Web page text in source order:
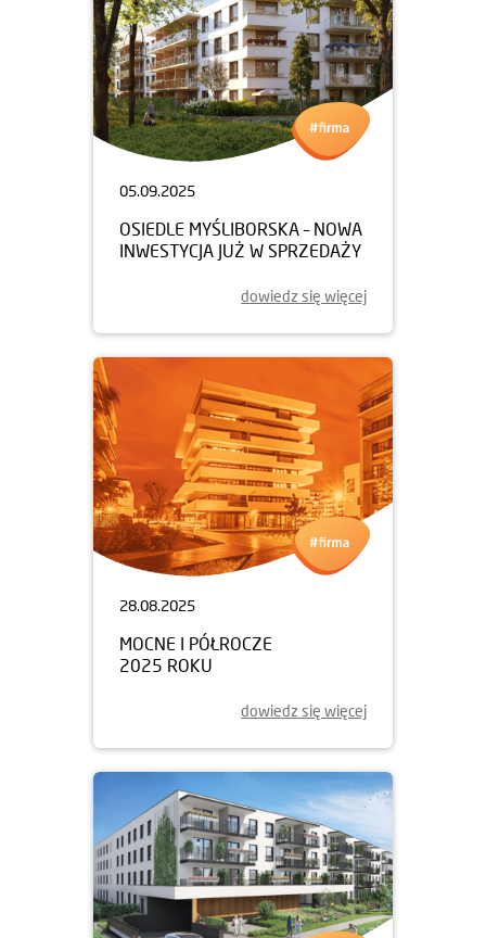
05.09.2025
OSIEDLE MYŚLIBORSKA – NOWA
INWESTYCJA JUŻ W SPRZEDAŻY
dowiedz się więcej
28.08.2025
MOCNE I PÓŁROCZE
2025 ROKU
dowiedz się więcej